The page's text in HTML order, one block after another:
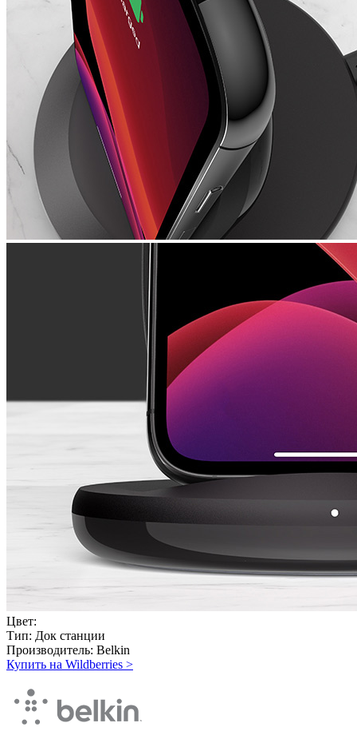
Цвет:
Тип: Док станции
Производитель: Belkin
Купить на Wildberries >